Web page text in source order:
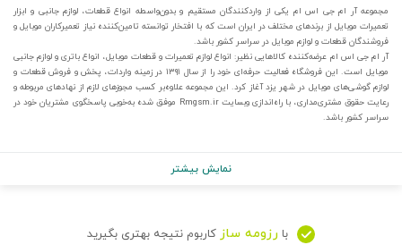
مجموعه آر ام جی اس ام یکی از واردکنندگان مستقیم و بدون‌واسطه انواع قطعات، لوازم جانبی و ابزار
تعمیرات موبایل از برندهای مختلف در ایران است که با افتخار توانسته تامین‌کننده نیاز تعمیرکاران موبایل و
فروشندگان قطعات و لوازم موبایل در سراسر کشور باشد.
آر ام جی اس ام عرضه‌‌کننده کالاهایی نظیر: انواع لوازم تعمیرات و قطعات موبایل، انواع باتری و لوازم جانبی
موبایل است. این فروشگاه فعالیت حرفه‌ای خود را از سال ۱۳۹۱ در زمینه واردات، پخش و فروش قطعات و
لوازم گوشی‌های موبایل در شهر یزد آغاز کرد. این مجموعه علاوه‌بر کسب مجوزهای لازم از نهادهای مربوطه و
رعایت حقوق مشتری‌مداری، با راه‌اندازی وبسایت Rmgsm.ir موفق شده به‌خوبی پاسخگوی مشتریان خود در
سراسر کشور باشد.
نمایش بیشتر
با رزومه ساز کاربوم نتیجه بهتری بگیرید